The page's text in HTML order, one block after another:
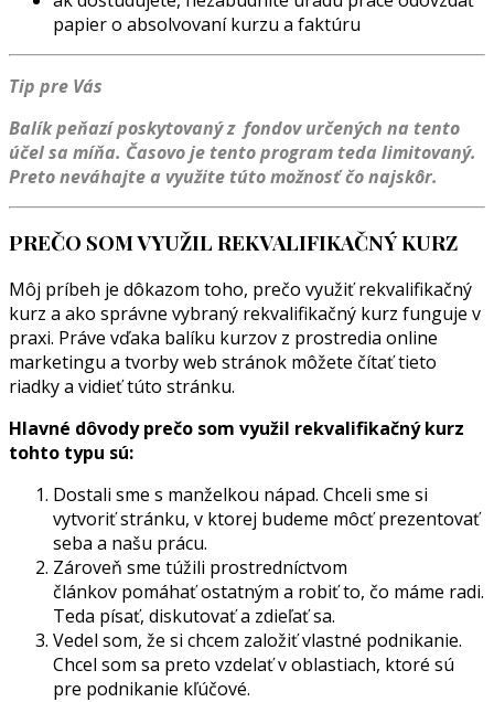
papier o absolvovaní kurzu a faktúru
Tip pre Vás
Balík peňazí poskytovaný z fondov určených na tento
účel sa míňa. Časovo je tento program teda limitovaný.
Preto neváhajte a využite túto možnosť čo najskôr.
PREČO SOM VYUŽIL REKVALIFIKAČNÝ KURZ
Môj príbeh je dôkazom toho, prečo využiť rekvalifikačný
kurz a ako správne vybraný rekvalifikačný kurz funguje v
praxi. Práve vďaka balíku kurzov z prostredia online
marketingu a tvorby web stránok môžete čítať tieto
riadky a vidieť túto stránku.
Hlavné dôvody prečo som využil rekvalifikačný kurz
tohto typu sú:
Dostali sme s manželkou nápad. Chceli sme si
vytvoriť stránku, v ktorej budeme môcť prezentovať
seba a našu prácu.
Zároveň sme túžili prostredníctvom
článkov pomáhať ostatným a robiť to, čo máme radi.
Teda písať, diskutovať a zdieľať sa.
Vedel som, že si chcem založiť vlastné podnikanie.
Chcel som sa preto vzdelať v oblastiach, ktoré sú
pre podnikanie kľúčové.